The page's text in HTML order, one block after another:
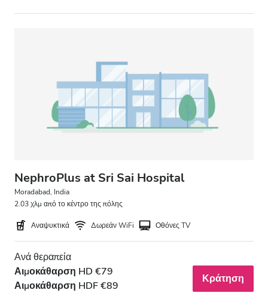
NephroPlus at Sri Sai Hospital
Moradabad, India
2.03 χλμ από το κέντρο της πόλης
Αναψυκτικά Δωρεάν WiFi Οθόνες TV
Ανά θεραπεία
Αιμοκάθαρση HD €79
Αιμοκάθαρση HDF €89
Κράτηση